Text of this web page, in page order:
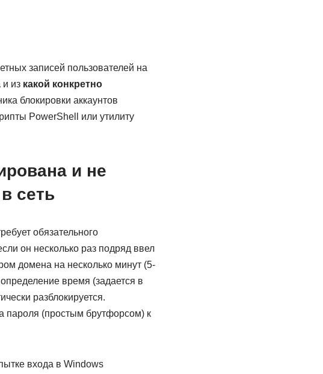
записей пользователей на
и из какой конкретно
блокировки аккаунтов
PowerShell или утилиту
и не
сеть
обязательного
он несколько раз подряд ввел
домена на несколько минут (5-
время (задается в
разблокируется.
пароля (простым брутфорсом) к
входа в Windows